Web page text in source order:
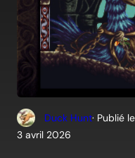
Duck Hunt· Publié le
3 avril 2026